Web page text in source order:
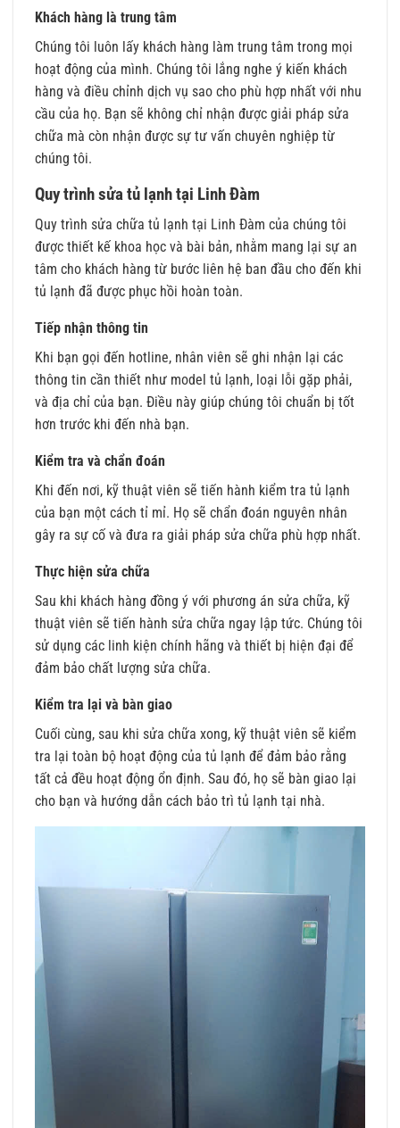
Khách hàng là trung tâm
Chúng tôi luôn lấy khách hàng làm trung tâm trong mọi
hoạt động của mình. Chúng tôi lắng nghe ý kiến khách
hàng và điều chỉnh dịch vụ sao cho phù hợp nhất với nhu
cầu của họ. Bạn sẽ không chỉ nhận được giải pháp sửa
chữa mà còn nhận được sự tư vấn chuyên nghiệp từ
chúng tôi.
Quy trình sửa tủ lạnh tại Linh Đàm
Quy trình sửa chữa tủ lạnh tại Linh Đàm của chúng tôi
được thiết kế khoa học và bài bản, nhằm mang lại sự an
tâm cho khách hàng từ bước liên hệ ban đầu cho đến khi
tủ lạnh đã được phục hồi hoàn toàn.
Tiếp nhận thông tin
Khi bạn gọi đến hotline, nhân viên sẽ ghi nhận lại các
thông tin cần thiết như model tủ lạnh, loại lỗi gặp phải,
và địa chỉ của bạn. Điều này giúp chúng tôi chuẩn bị tốt
hơn trước khi đến nhà bạn.
Kiểm tra và chẩn đoán
Khi đến nơi, kỹ thuật viên sẽ tiến hành kiểm tra tủ lạnh
của bạn một cách tỉ mỉ. Họ sẽ chẩn đoán nguyên nhân
gây ra sự cố và đưa ra giải pháp sửa chữa phù hợp nhất.
Thực hiện sửa chữa
Sau khi khách hàng đồng ý với phương án sửa chữa, kỹ
thuật viên sẽ tiến hành sửa chữa ngay lập tức. Chúng tôi
sử dụng các linh kiện chính hãng và thiết bị hiện đại để
đảm bảo chất lượng sửa chữa.
Kiểm tra lại và bàn giao
Cuối cùng, sau khi sửa chữa xong, kỹ thuật viên sẽ kiểm
tra lại toàn bộ hoạt động của tủ lạnh để đảm bảo rằng
tất cả đều hoạt động ổn định. Sau đó, họ sẽ bàn giao lại
cho bạn và hướng dẫn cách bảo trì tủ lạnh tại nhà.